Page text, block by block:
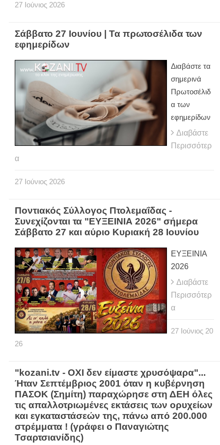
27 Ιούνιος 2026
Σάββατο 27 Ιουνίου | Τα πρωτοσέλιδα των
εφημερίδων
Διαβάστε τα
σημερινά
Πρωτοσέλιδ
α των
εφημερίδων
Διαβάστε
Περισσότερ
α
27 Ιούνιος 2026
Ποντιακός Σύλλογος Πτολεμαΐδας -
Συνεχίζονται τα "ΕΥΞΕΙΝΙΑ 2026" σήμερα
Σάββατο 27 και αύριο Κυριακή 28 Ιουνίου
ΕΥΞΕΙΝΙΑ
2026
Διαβάστε
Περισσότερ
α
27 Ιούνιος 20
26
"kozani.tv - ΟΧΙ δεν είμαστε χρυσόψαρα"...
Ήταν Σεπτέμβριος 2001 όταν η κυβέρνηση
ΠΑΣΟΚ (Σημίτη) παραχώρησε στη ΔΕΗ όλες
τις απαλλοτριωμένες εκτάσεις των ορυχείων
και εγκαταστάσεών της, πάνω από 200.000
στρέμματα ! (γράφει ο Παναγιώτης
Τσαρτσιανίδης)